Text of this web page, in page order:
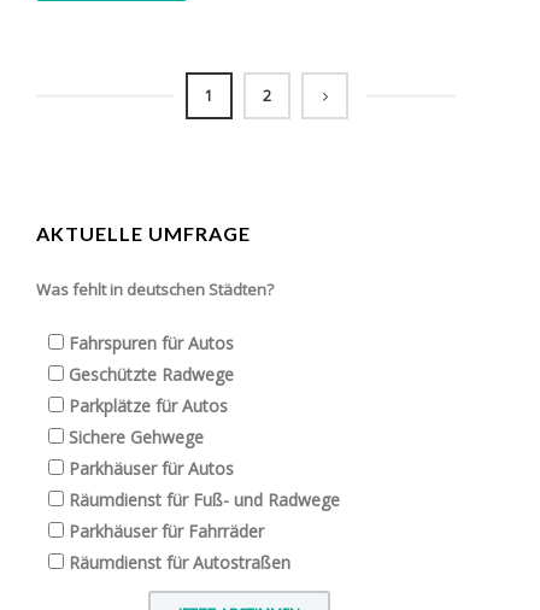
1 2
AKTUELLE UMFRAGE
Was fehlt in deutschen Städten?
Fahrspuren für Autos
Geschützte Radwege
Parkplätze für Autos
Sichere Gehwege
Parkhäuser für Autos
Räumdienst für Fuß- und Radwege
Parkhäuser für Fahrräder
Räumdienst für Autostraßen